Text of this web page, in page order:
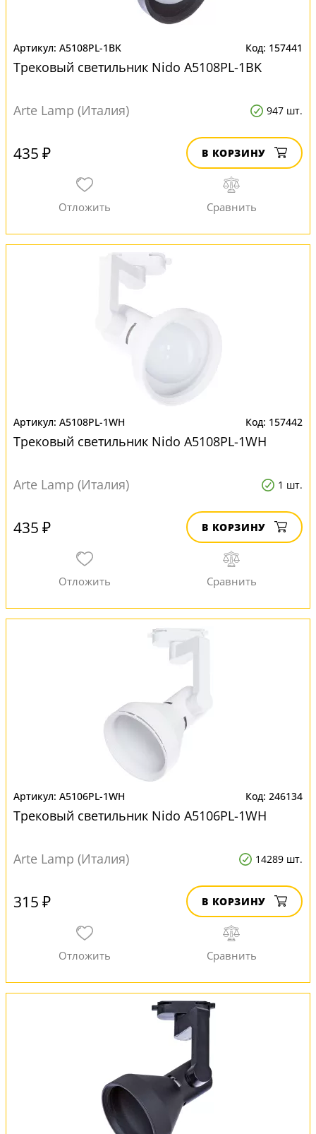
A5108PL-1BK 157441
Трековый светильник Nido A5108PL-1BK
Arte Lamp (Италия) 947 шт.
435 ₽ В КОРЗИНУ
A5108PL-1WH 157442
Трековый светильник Nido A5108PL-1WH
Arte Lamp (Италия) 1 шт.
435 ₽ В КОРЗИНУ
A5106PL-1WH 246134
Трековый светильник Nido A5106PL-1WH
Arte Lamp (Италия) 14289 шт.
315 ₽ В КОРЗИНУ